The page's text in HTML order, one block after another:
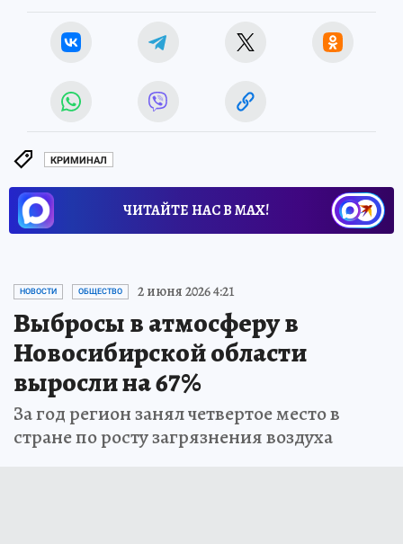
КРИМИНАЛ
ЧИТАЙТЕ НАС В МАХ!
НОВОСТИ ОБЩЕСТВО 2 июня 2026 4:21
Выбросы в атмосферу в
Новосибирской области
выросли на 67%
За год регион занял четвертое место в
стране по росту загрязнения воздуха